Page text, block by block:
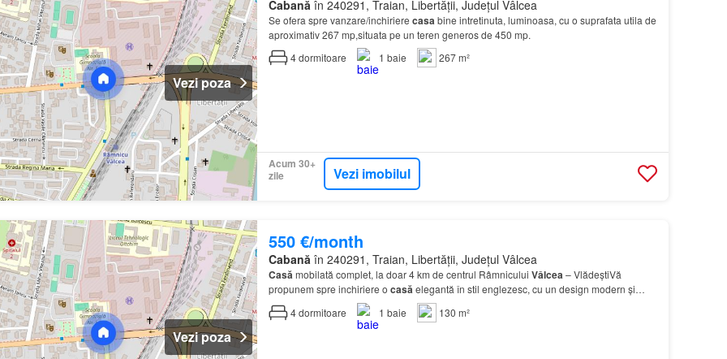
Vezi poza
Cabană în 240291, Traian, Libertății, Județul Vâlcea
Se ofera spre vanzare/inchiriere casa bine intretinuta, luminoasa, cu o suprafata utila de
aproximativ 267 mp,situata pe un teren generos de 450 mp.
4dormitoare 1 baie 267 m²
Acum 30+
zile
Vezi imobilul
Vezi poza
550 €/month
Cabană în 240291, Traian, Libertății, Județul Vâlcea
Casă mobilată complet, la doar 4 km de centrul Râmnicului Vâlcea – VlădeștiVă
propunem spre inchiriere o casă elegantă în stil englezesc, cu un design modern și
primitor, situată într-o zonă liniștită, la intrare în Vlădești,…
4dormitoare 1 baie 130 m²